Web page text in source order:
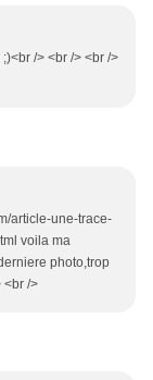
/> <br /> <br />
article-une-trace-
voila ma
photo,trop
<br />